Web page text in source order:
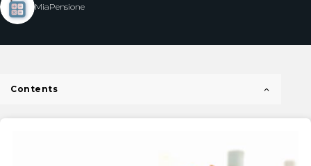
MiaPensione
Contents